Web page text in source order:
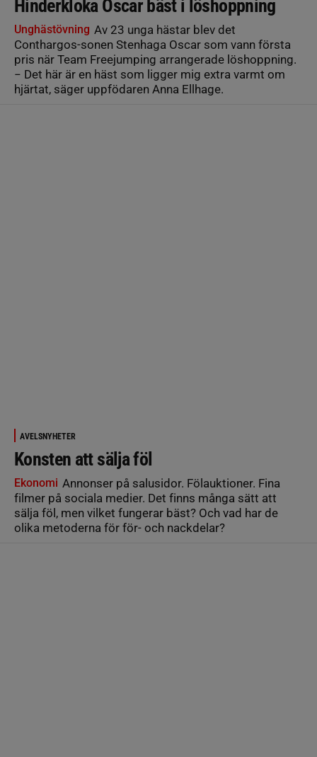
Hinderkloka Oscar bäst i löshoppning
Unghästövning Av 23 unga hästar blev det
Conthargos-sonen Stenhaga Oscar som vann första
pris när Team Freejumping arrangerade löshoppning.
− Det här är en häst som ligger mig extra varmt om
hjärtat, säger uppfödaren Anna Ellhage.
AVELSNYHETER
Konsten att sälja föl
Ekonomi Annonser på salusidor. Fölauktioner. Fina
filmer på sociala medier. Det finns många sätt att
sälja föl, men vilket fungerar bäst? Och vad har de
olika metoderna för för- och nackdelar?